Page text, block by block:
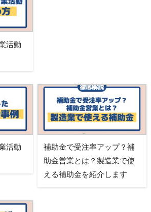
活動
活動
補助金で受注率アップ？補
助金営業とは？製造業で使
える補助金を紹介します